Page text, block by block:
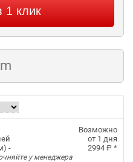
1 клик
Возможно
от 1 дня
-
2994 ₽ *
у менеджера